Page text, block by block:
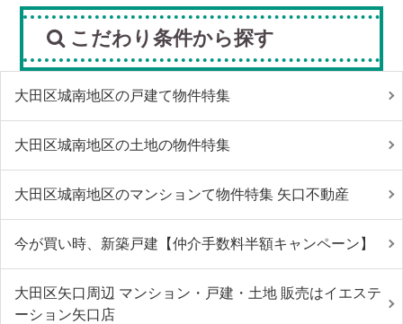
こだわり条件から探す
大田区城南地区の戸建て物件特集
大田区城南地区の土地の物件特集
大田区城南地区のマンションて物件特集 矢口不動産
今が買い時、新築戸建【仲介手数料半額キャンペーン】
大田区矢口周辺 マンション・戸建・土地 販売はイエステ
ーション矢口店